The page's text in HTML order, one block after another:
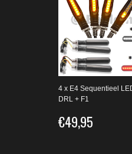
4 x E4 Sequentieel
DRL + F1
€49,95